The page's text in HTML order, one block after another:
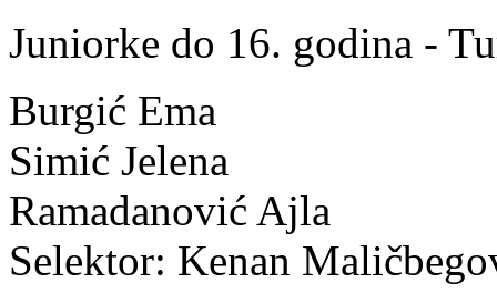
Juniorke do 16. godina -
Burgić Ema
Simić Jelena
Ramadanović Ajla
Selektor: Kenan